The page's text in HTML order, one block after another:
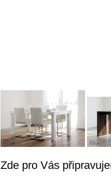
Zde pro Vás